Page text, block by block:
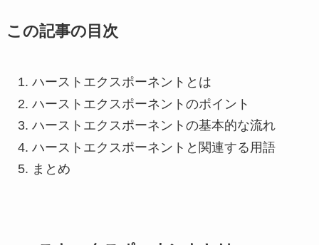
この記事の目次
ハーストエクスポーネントとは
ハーストエクスポーネントのポイント
ハーストエクスポーネントの基本的な流れ
ハーストエクスポーネントと関連する用語
まとめ